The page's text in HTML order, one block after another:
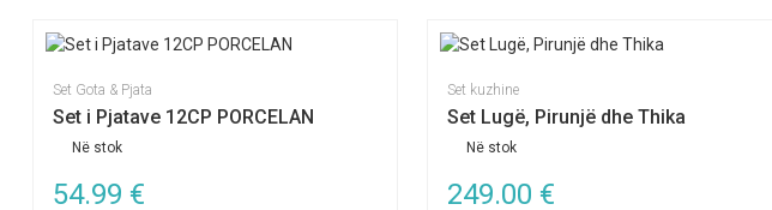
Set Gota & Pjata
Set i Pjatave 12CP PORCELAN
Në stok
54.99 €
Set kuzhine
Set Lugë, Pirunjë dhe Thika
Në stok
249.00 €